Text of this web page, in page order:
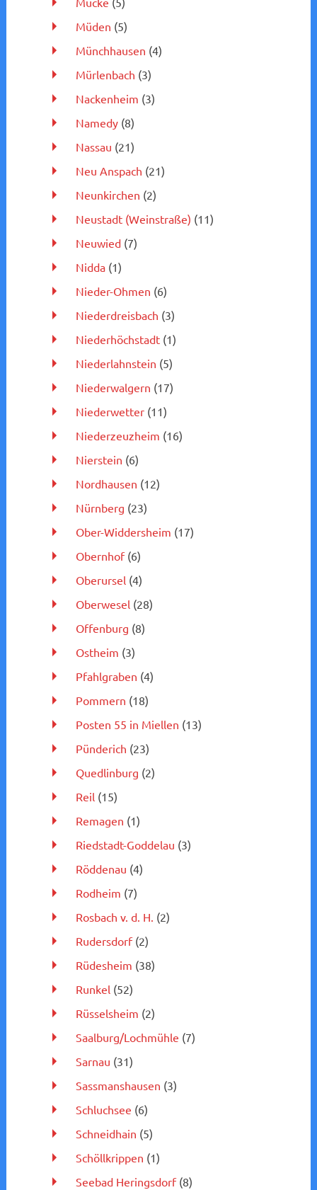
Müden (5)
Münchhausen (4)
Mürlenbach (3)
Nackenheim (3)
Namedy(8)
Nassau (21)
Neu Anspach (21)
Neunkirchen (2)
Neustadt (Weinstraße) (11)
Neuwied(7)
Nidda(1)
Nieder-Ohmen (6)
Niederdreisbach (3)
Niederhöchstadt(1)
Niederlahnstein (5)
Niederwalgern (17)
Niederwetter(11)
Niederzeuzheim (16)
Nierstein (6)
Nordhausen (12)
Nürnberg (23)
Ober-Widdersheim (17)
Obernhof(6)
Oberursel(4)
Oberwesel(28)
Offenburg (8)
Ostheim (3)
Pfahlgraben (4)
Pommern (18)
Posten 55 in Miellen (13)
Pünderich (23)
Quedlinburg (2)
Reil(15)
Remagen (1)
Riedstadt-Goddelau (3)
Röddenau (4)
Rodheim (7)
Rosbach v. d. H. (2)
Rudersdorf(2)
Rüdesheim (38)
Runkel(52)
Rüsselsheim (2)
Saalburg/Lochmühle (7)
Sarnau (31)
Sassmanshausen (3)
Schluchsee (6)
Schneidhain (5)
Schöllkrippen (1)
Seebad Heringsdorf(8)